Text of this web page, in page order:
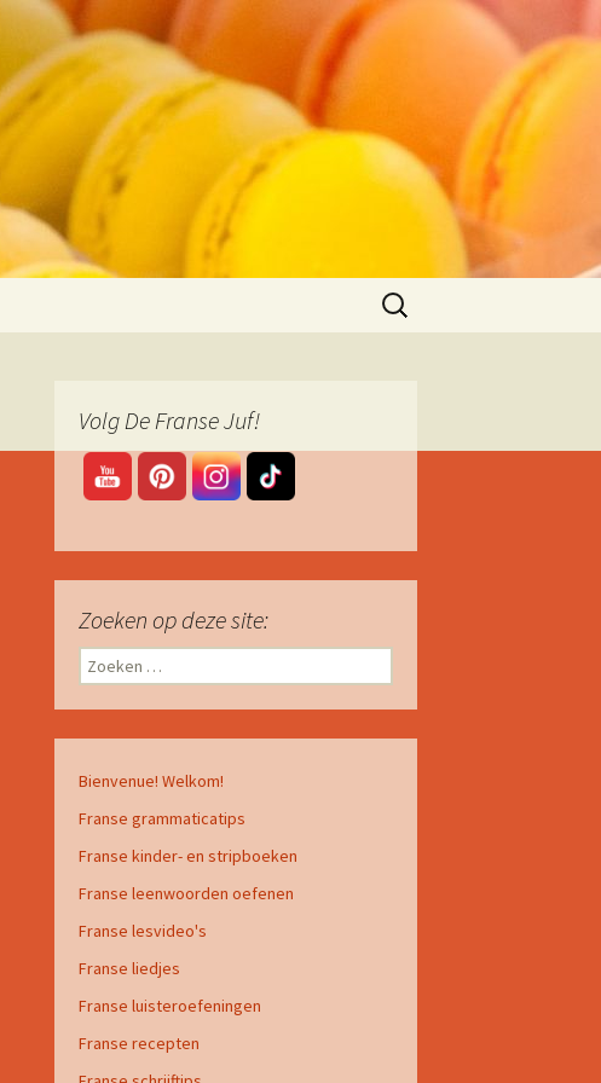
Zoeken
naar:
Volg De Franse Juf!
Zoeken op deze site:
Zoeken
naar:
Bienvenue! Welkom!
Franse grammaticatips
Franse kinder- en stripboeken
Franse leenwoorden oefenen
Franse lesvideo's
Franse liedjes
Franse luisteroefeningen
Franse recepten